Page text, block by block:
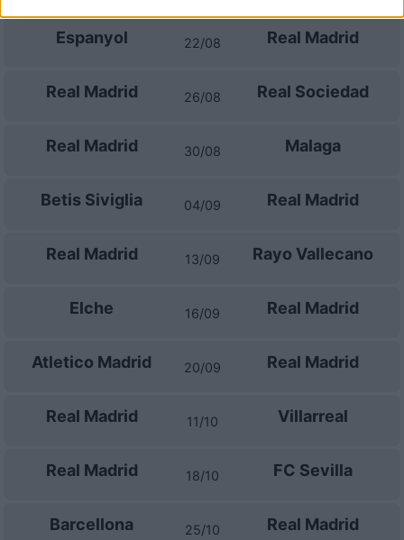
Espanyol 22/08 Real Madrid
Real Madrid 26/08 Real Sociedad
Real Madrid 30/08 Malaga
Betis Siviglia 04/09 Real Madrid
Real Madrid 13/09 Rayo Vallecano
Elche 16/09 Real Madrid
Atletico Madrid 20/09 Real Madrid
Real Madrid 11/10 Villarreal
Real Madrid 18/10 FC Sevilla
Barcellona 25/10 Real Madrid